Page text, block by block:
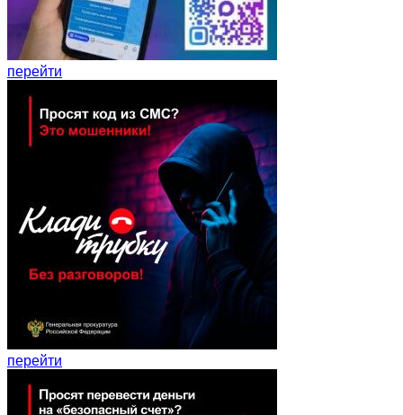
перейти
перейти